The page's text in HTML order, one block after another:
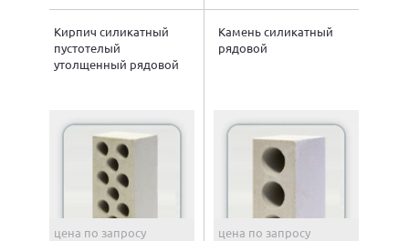
Кирпич силикатный
пустотелый
утолщенный рядовой
цена по запросу
Камень силикатный
рядовой
цена по запросу